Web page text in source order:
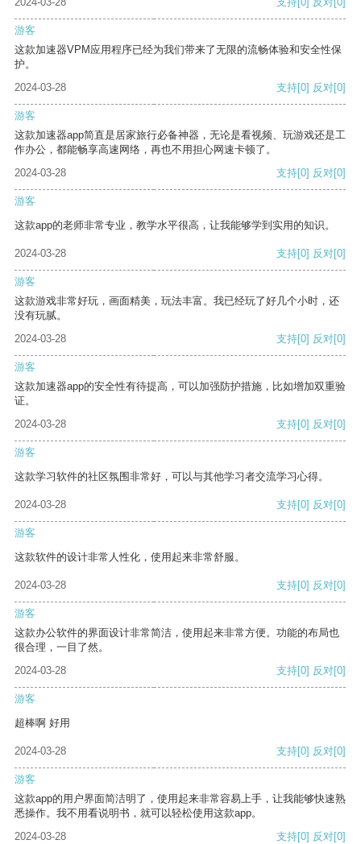
游客
这款加速器VPM应用程序已经为我们带来了无限的流畅体验和安全性保
护。
2024-03-28
支持[0] 反对[0]
游客
这款加速器app简直是居家旅行必备神器，无论是看视频、玩游戏还是工
作办公，都能畅享高速网络，再也不用担心网速卡顿了。
2024-03-28
支持[0] 反对[0]
游客
这款app的老师非常专业，教学水平很高，让我能够学到实用的知识。
2024-03-28 支持[0] 反对[0]
游客
这款游戏非常好玩，画面精美，玩法丰富。我已经玩了好几个小时，还
没有玩腻。
2024-03-28
支持[0] 反对[0]
游客
这款加速器app的安全性有待提高，可以加强防护措施，比如增加双重验
证。
2024-03-28
支持[0] 反对[0]
游客
这款学习软件的社区氛围非常好，可以与其他学习者交流学习心得。
2024-03-28 支持[0] 反对[0]
游客
这款软件的设计非常人性化，使用起来非常舒服。
2024-03-28 支持[0] 反对[0]
游客
这款办公软件的界面设计非常简洁，使用起来非常方便。功能的布局也
很合理，一目了然。
2024-03-28
支持[0] 反对[0]
游客
超棒啊 好用
2024-03-28 支持[0] 反对[0]
游客
这款app的用户界面简洁明了，使用起来非常容易上手，让我能够快速熟
悉操作。我不用看说明书，就可以轻松使用这款app。
2024-03-28
支持[0] 反对[0]